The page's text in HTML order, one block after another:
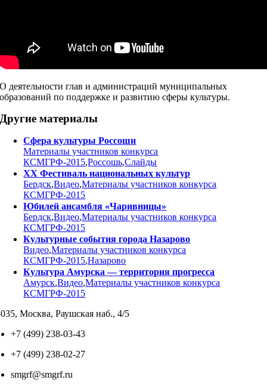
О деятельности глав и администраций муниципальных
образований по поддержке и развитию сферы культуры.
Другие материалы
Сфера культуры Россоши
Материалы участников конкурса
КСМГРФ-2015,Россошь,Слайды
ХХ Фестиваль национальных культур
Бердск,Видео,Материалы участников конкурса
КСМГРФ-2015
Юбилей ансамбля «Чаривницы»
Бердск,Видео,Материалы участников конкурса
КСМГРФ-2015
Культурные события города Назарово
Видео,Материалы участников конкурса
КСМГРФ-2015,Назарово
Культура Амурска — территория прогресса
Амурск,Видео,Материалы участников конкурса
КСМГРФ-2015
Москва, Раушская наб., 4/5
+7 (499) 238-03-43
+7 (499) 238-02-27
smgrf@smgrf.ru